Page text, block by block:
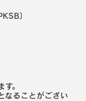
〕
。
なることがござい